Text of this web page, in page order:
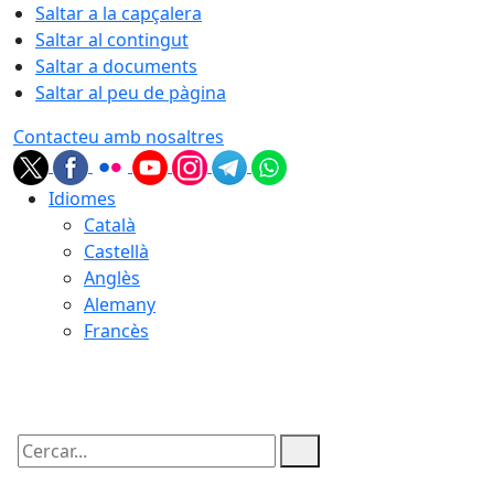
Saltar a la capçalera
Saltar al contingut
Saltar a documents
Saltar al peu de pàgina
Contacteu amb nosaltres
Idiomes
Català
Castellà
Anglès
Alemany
Francès
Cercar: